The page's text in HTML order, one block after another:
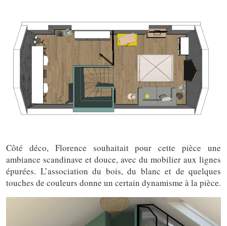
Côté déco, Florence souhaitait pour cette pièce une
ambiance scandinave et douce, avec du mobilier aux lignes
épurées. L’association du bois, du blanc et de quelques
touches de couleurs donne un certain dynamisme à la pièce.